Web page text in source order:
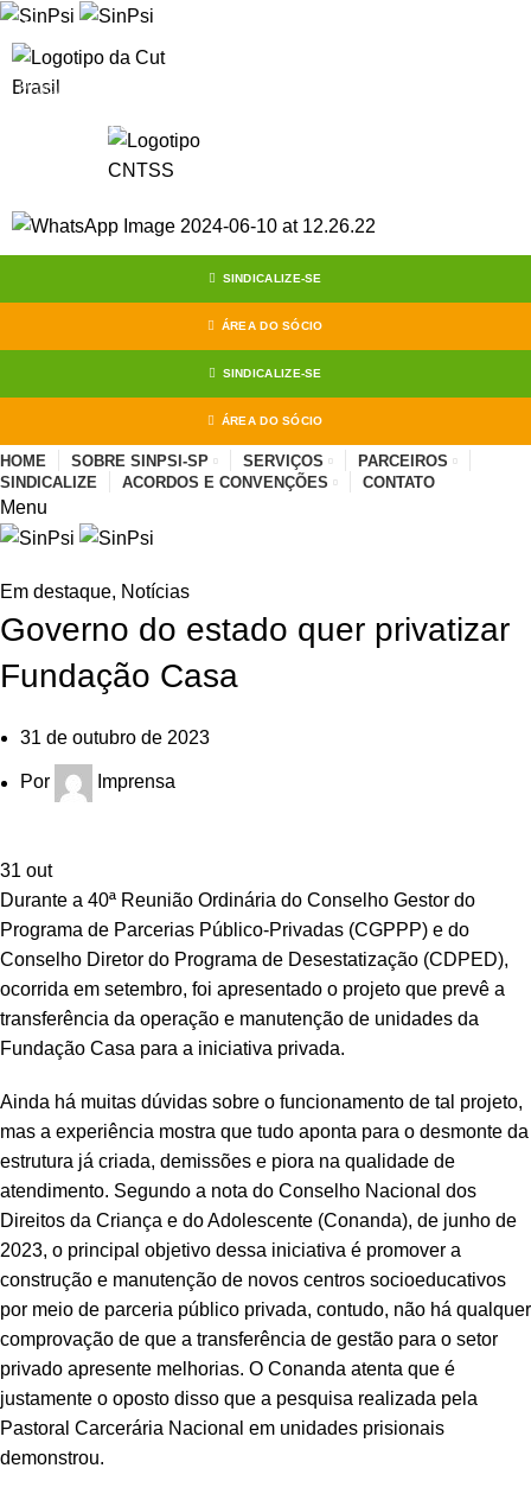
SINDICALIZE-SE
ÁREA DO SÓCIO
SINDICALIZE-SE
ÁREA DO SÓCIO
HOME SOBRE SINPSI-SP SERVIÇOS
PARCEIROS
SINDICALIZE
ACORDOS E CONVENÇÕES CONTATO
Menu
Em destaque, Notícias
Governo do estado quer privatizar
Fundação Casa
31 de outubro de 2023
Por Imprensa
31 out
Durante a 40ª Reunião Ordinária do Conselho Gestor do
Programa de Parcerias Público-Privadas (CGPPP) e do
Conselho Diretor do Programa de Desestatização (CDPED),
ocorrida em setembro, foi apresentado o projeto que prevê a
transferência da operação e manutenção de unidades da
Fundação Casa para a iniciativa privada.
Ainda há muitas dúvidas sobre o funcionamento de tal projeto,
mas a experiência mostra que tudo aponta para o desmonte da
estrutura já criada, demissões e piora na qualidade de
atendimento. Segundo a nota do Conselho Nacional dos
Direitos da Criança e do Adolescente (Conanda), de junho de
2023, o principal objetivo dessa iniciativa é promover a
construção e manutenção de novos centros socioeducativos
por meio de parceria público privada, contudo, não há qualquer
comprovação de que a transferência de gestão para o setor
privado apresente melhorias. O Conanda atenta que é
justamente o oposto disso que a pesquisa realizada pela
Pastoral Carcerária Nacional em unidades prisionais
demonstrou.
Start typing to see posts you are looking for.